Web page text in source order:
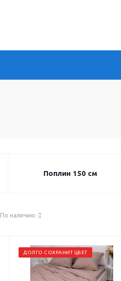
Поплин 150 см
По наличию
ДОЛГО СОХРАНИТ ЦВЕТ